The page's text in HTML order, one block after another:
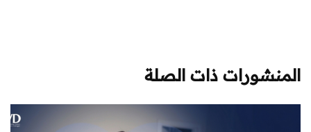
المنشورات ذات الصلة